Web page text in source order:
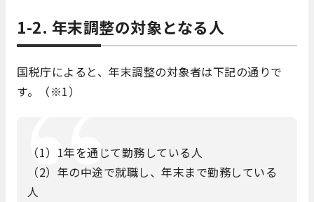
1-2. 年末調整の対象となる人
国税庁によると、年末調整の対象者は下記の通りで
す。（※1）
（1）1年を通じて勤務している人
（2）年の中途で就職し、年末まで勤務している
人